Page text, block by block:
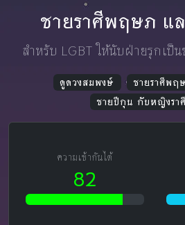
ชายราศีพฤษภ แ
สำหรับ LGBT ให้นับฝ่ายรุกเป็
ดูดวงสมพงษ์
ชายราศีพ
ชายปีกุน กับหญิงรา
ความเข้ากันได้
82